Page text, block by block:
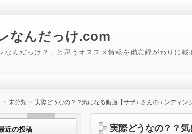
なんだっけ.com
なんだっけ？」と思うオススメ情報を備忘録がわりに載
未分類 実際どうなの？？気になる動画【サザエさんのエンディン
実際どうなの？？
近の投稿